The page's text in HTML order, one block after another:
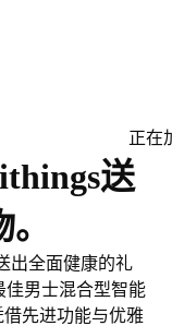
正在
送
出全面健康的礼
佳男士混合型智能
先进功能与优雅